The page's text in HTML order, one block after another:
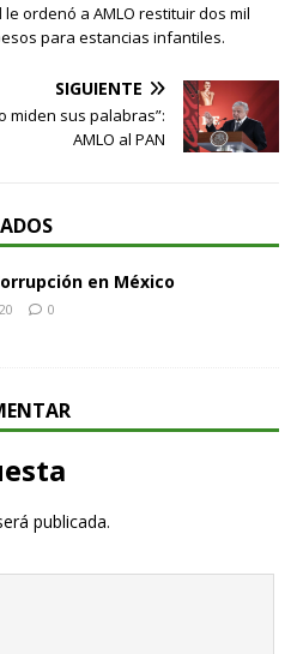
le ordenó a AMLO restituir dos mil
para estancias infantiles.
SIGUIENTE
miden sus palabras”:
AMLO al PAN
en México
0
publicada.